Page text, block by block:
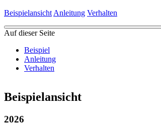
Beispielansicht Anleitung Verhalten
Auf dieser Seite
Beispiel
Anleitung
Verhalten
Beispielansicht
2026